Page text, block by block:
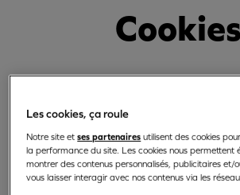
Cookies
mobiles utilisent
technologiques telles
cookies pour vous
expérience de qualité,
Les cookies, ça roule
Notre site etses partenaires utilisent des cookies
la performance du site. Les cookies nous permettent
montrer des contenus personnalisés, publicitaires et/
vous laisser interagir avec nos contenus via les